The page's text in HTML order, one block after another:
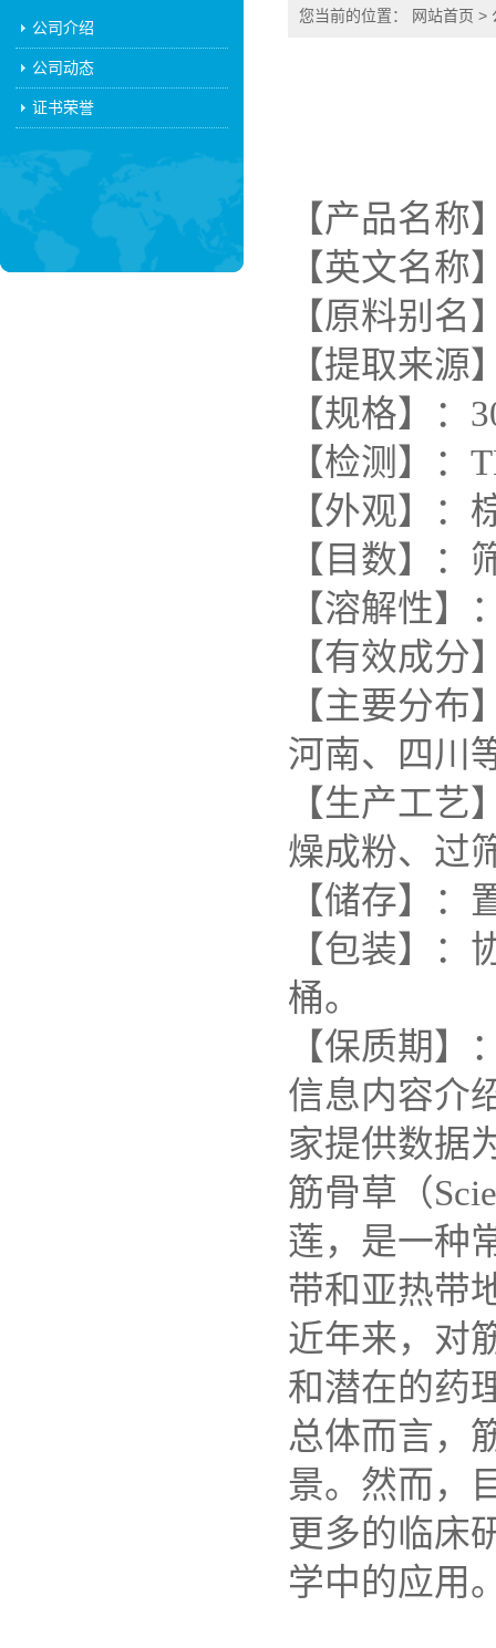
公司介绍
公司动态
证书荣誉
您当前的位置： 网站首页 >
【产品名称
【英文名称
【原料别
【提取来
【规格】：
【检测】：
【外观】：
【目数】：
【溶解性】
【有效成分
【主要分
河南、四川
【生产工
燥成粉、过
【储存】：
【包装】
桶。
【保质期】
信息内容介
家提供数据
筋骨草（
莲，是一种
带和亚热带
近年来，对
和潜在的药
总体而言，
景。然而，
更多的临床
学中的应用